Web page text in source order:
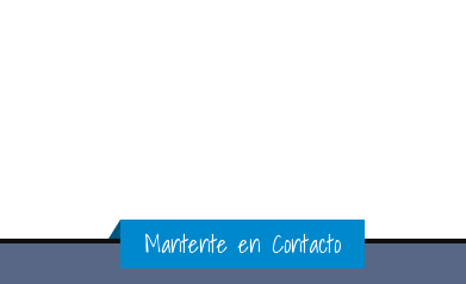
Mantente en Contacto